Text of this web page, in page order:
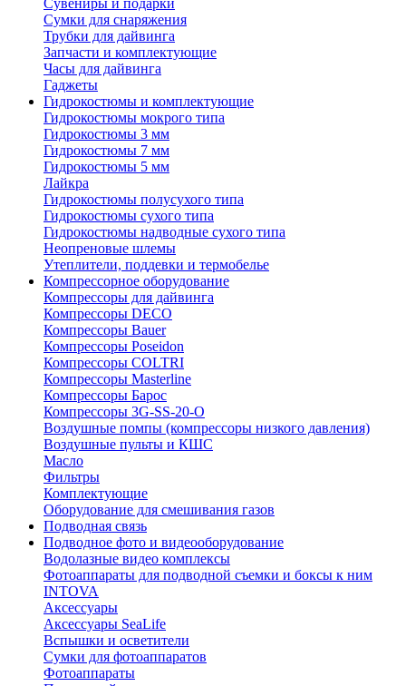
Сувениры и подарки
Сумки для снаряжения
Трубки для дайвинга
Запчасти и комплектующие
Часы для дайвинга
Гаджеты
Гидрокостюмы и комплектующие
Гидрокостюмы мокрого типа
Гидрокостюмы 3 мм
Гидрокостюмы 7 мм
Гидрокостюмы 5 мм
Лайкра
Гидрокостюмы полусухого типа
Гидрокостюмы сухого типа
Гидрокостюмы надводные сухого типа
Неопреновые шлемы
Утеплители, поддевки и термобелье
Компрессорное оборудование
Компрессоры для дайвинга
Компрессоры DECO
Компрессоры Bauer
Компрессоры Poseidon
Компрессоры COLTRI
Компрессоры Masterline
Компрессоры Барос
Компрессоры 3G-SS-20-O
Воздушные помпы (компрессоры низкого давления)
Воздушные пульты и КШС
Масло
Фильтры
Комплектующие
Оборудование для смешивания газов
Подводная связь
Подводное фото и видеооборудование
Водолазные видео комплексы
Фотоаппараты для подводной съемки и боксы к ним
INTOVA
Аксессуары
Аксессуары SeaLife
Вспышки и осветители
Сумки для фотоаппаратов
Фотоаппараты